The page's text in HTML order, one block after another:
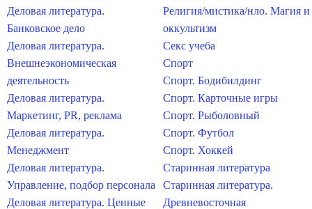
Деловая литература.
Банковское дело
Деловая литература.
Внешнеэкономическая
деятельность
Деловая литература.
Маркетинг, PR, реклама
Деловая литература.
Менеджмент
Деловая литература.
Управление, подбор персонала
Деловая литература. Ценные
Религия/мистика/нло. Магия и
оккультизм
Секс учеба
Спорт
Спорт. Бодибилдинг
Спорт. Карточные игры
Спорт. Рыболовный
Спорт. Футбол
Спорт. Хоккей
Старинная литература
Старинная литература.
Древневосточная